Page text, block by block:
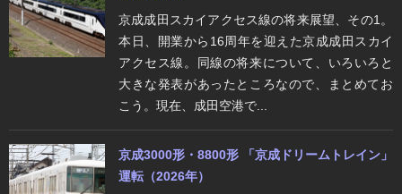
京成成田スカイアクセス線の将来展望、その1。
本日、開業から16周年を迎えた京成成田スカイ
アクセス線。同線の将来について、いろいろと
大きな発表があったところなので、まとめてお
こう。現在、成田空港で...
京成3000形・8800形 「京成ドリームトレイン」
運転（2026年）